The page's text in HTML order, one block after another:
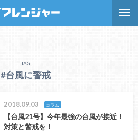
TAG
#台風に警戒
2018.09.03 コラム
【台風21号】今年最強の台風が接近！
対策と警戒を！